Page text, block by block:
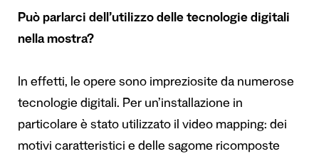
Può parlarci dell’utilizzo delle tecnologie digitali
nella mostra?
In effetti, le opere sono impreziosite da numerose
tecnologie digitali. Per un’installazione in
particolare è stato utilizzato il video mapping: dei
motivi caratteristici e delle sagome ricomposte